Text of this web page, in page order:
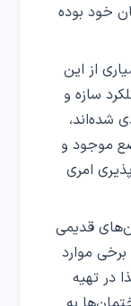
خود بوده
از این
سازه و
شده‌اند،
موجود و
امری
قدیمی
موارد
در تهیه